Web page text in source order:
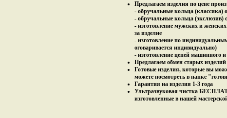
Предлагаем изделия по цене
- обручальные кольца (классика)
- обручальные кольца (экслюзив)
- изготовление мужских и
за изделие
- изготовление по
оговаривается индивидуально)
- изготовление цепей машинного
Предлагаем обмен старых
Готовые изделия, которые вы
можете посмотреть в папке
Гарантия на изделия 1-3 года
Ультразвуковая чистка
изготовленные в нашей